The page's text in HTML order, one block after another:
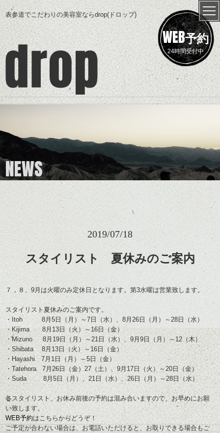
表参道でこだわりの美容室ならdrop(ドロップ)
WEB予約
24時間受付中
NEWS
2019/07/18
スタイリスト 夏休みのご案内
７，８、9月は火曜のみ定休日となります。第3水曜は営業致します。
スタイリスト夏休みのご案内です。
・Itoh 8月5日（月）～7日（水）、8月26日（月）～28日（水）
・Kijima 8月13日（火）～16日（金）
・Mizuno 8月19日（月）～21日（水）、9月9日（月）～12（木）
・Shibata 8月13日（火）～16日（金）
・Hayashi 7月1日（月）～5日（金）
・Tatehora 7月26日（金）27（土）、9月17日（火）～20日（金）
・Suda 8月5日（月）、21日（水）、26日（月）～28日（水）
各スタイリスト、お休み前後の予約は混み合いますので、お早めにお願
い致します。
WEB予約はこちらからどうぞ！
ご予定が合わない場合は、お電話いただけると、お取りできる場合もご